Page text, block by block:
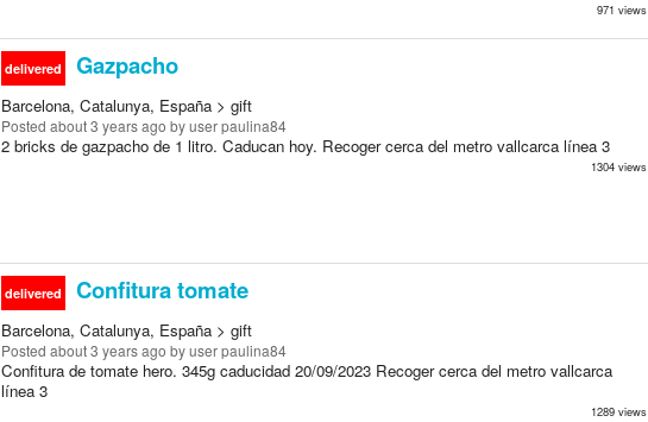
971 views
delivered Gazpacho
Barcelona, Catalunya, España > gift
Posted about 3 years ago by user paulina84
2 bricks de gazpacho de 1 litro. Caducan hoy. Recoger cerca del metro vallcarca línea 3
1304 views
delivered Confitura tomate
Barcelona, Catalunya, España > gift
Posted about 3 years ago by user paulina84
Confitura de tomate hero. 345g caducidad 20/09/2023 Recoger cerca del metro vallcarca
línea 3
1289 views